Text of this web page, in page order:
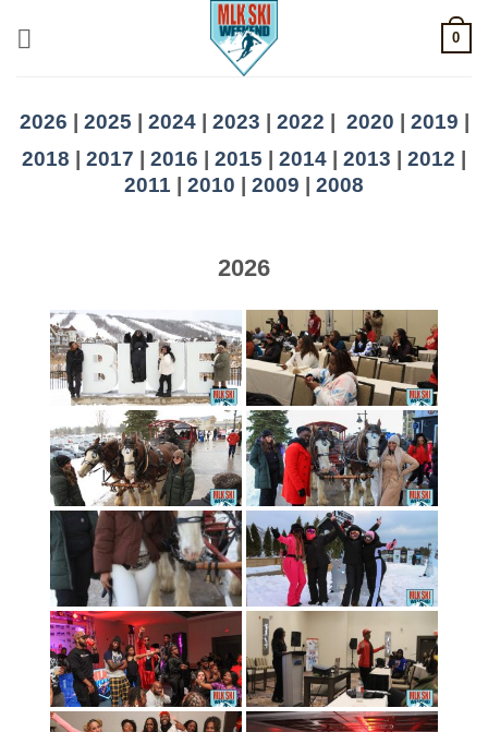
0
2026 2025 2024| 2023 2022 2020 2019
2018 | 2017 | 2016 | 2015 | 2014 | 2013 | 2012 |
2011 | 2010 | 2009 | 2008
2026